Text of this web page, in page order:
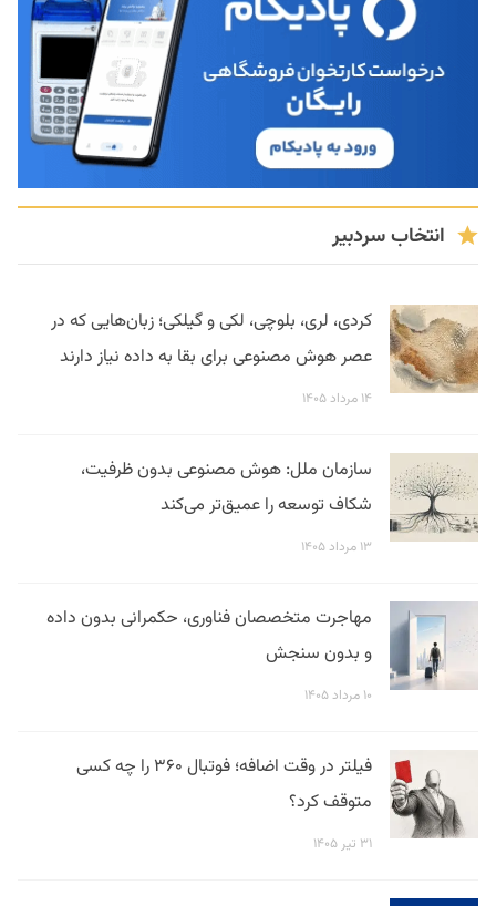
انتخاب سردبیر
کردی، لری، بلوچی، لکی و گیلکی؛ زبان‌هایی که در
عصر هوش مصنوعی برای بقا به داده نیاز دارند
۱۴ مرداد ۱۴۰۵
سازمان ملل: هوش مصنوعی بدون ظرفیت،
شکاف توسعه را عمیق‌تر می‌کند
۱۳ مرداد ۱۴۰۵
مهاجرت متخصصان فناوری، حکمرانی بدون داده
و بدون سنجش
۱۰ مرداد ۱۴۰۵
فیلتر در وقت اضافه؛ فوتبال ۳۶۰ را چه کسی
متوقف کرد؟
۳۱ تیر ۱۴۰۵